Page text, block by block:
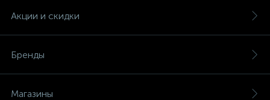
Акции и скидки
Бренды
Магазины